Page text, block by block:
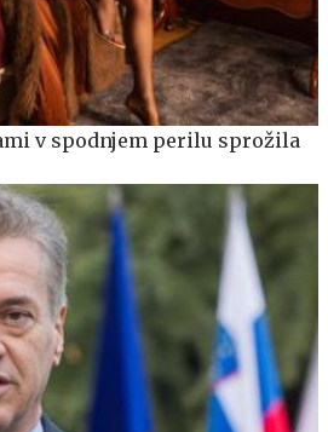
v spodnjem perilu sprožila